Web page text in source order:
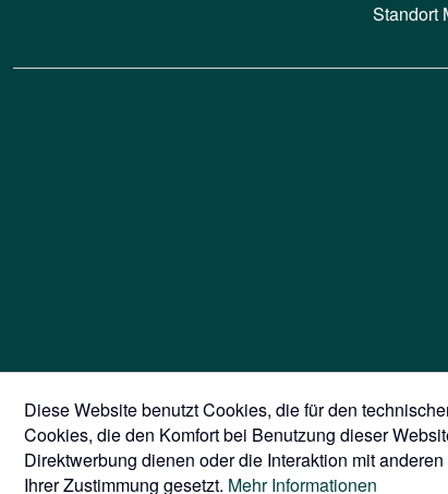
Standort
Kontakt
Diese Website benutzt Cookies, die für den
Cookies, die den Komfort bei Benutzung dieser
Direktwerbung dienen oder die Interaktion mit
Ihrer Zustimmung gesetzt. Mehr Informationen